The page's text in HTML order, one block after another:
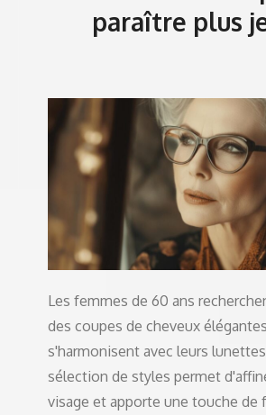
paraître plus
Les femmes de 60 ans
des coupes de cheveux
s'harmonisent avec leurs
sélection de styles permet
visage et apporte une touche de